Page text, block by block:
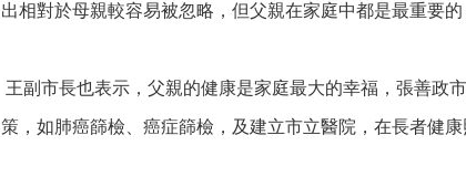
出相對於母親較容易被忽略，但父親在家庭中都是最重要
王副市長也表示，父親的健康是家庭最大的幸福，張善政
策，如肺癌篩檢、癌症篩檢，及建立市立醫院，在長者健康